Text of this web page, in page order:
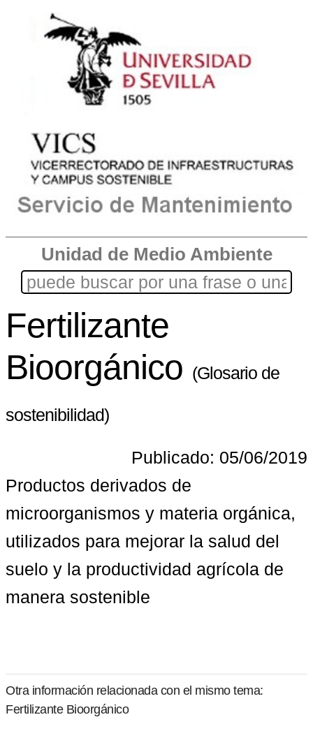
Unidad de Medio Ambiente
Fertilizante
Bioorgánico (Glosario de
sostenibilidad)
Publicado: 05/06/2019
Productos derivados de
microorganismos y materia orgánica,
utilizados para mejorar la salud del
suelo y la productividad agrícola de
manera sostenible
Otra información relacionada con el mismo tema:
Fertilizante Bioorgánico